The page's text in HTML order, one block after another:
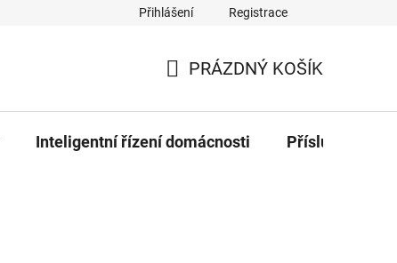
Přihlášení Registrace
KOŠÍK
PRÁZDNÝ KOŠÍK
Inteligentní řízení domácnosti Příslušenství